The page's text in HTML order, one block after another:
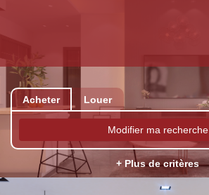
Acheter Louer
Modifier ma recherche
+ Plus de critères